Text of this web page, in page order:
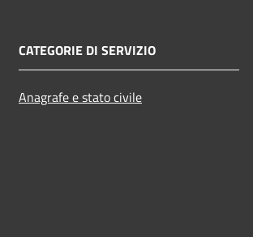
CATEGORIE DI SERVIZIO
Anagrafe e stato civile